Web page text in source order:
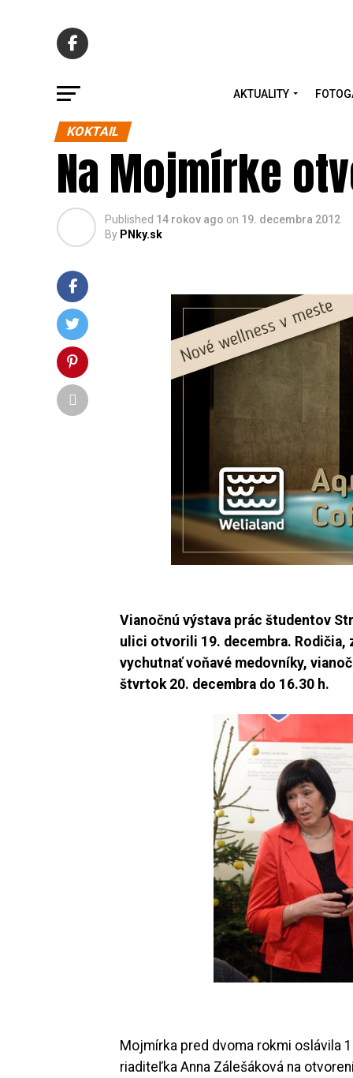
AKTUALITY
KOKTAIL
Na Mojmírke
Published 14 rokov ago on 19. decembra 2012
By PNky.sk
Vianočnú výstava prác študentov
ulici otvorili 19. decembra.
vychutnať voňavé medovníky,
štvrtok 20. decembra do 16.30 h.
Mojmírka pred dvoma rokmi oslávila
riaditeľka Anna Zálešáková na